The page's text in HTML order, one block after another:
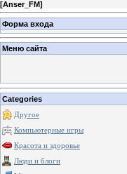
[Anser_FM]
Форма входа
Меню сайта
Categories
Другое
Компьютерные игры
Красота и здоровье
Люди и блоги